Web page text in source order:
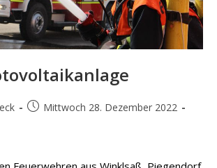
BeitragMittwoch 28. Dezember 2022